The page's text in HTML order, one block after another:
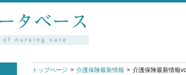
トップページ 介護保険最新情報
介護保険最新情報